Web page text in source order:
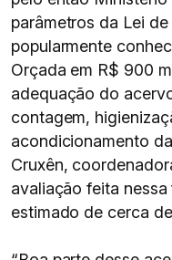
parâmetros da Lei
popularmente
Orçada em R$ 900
adequação do
contagem,
acondicionamento
Cruxên,
avaliação feita
estimado de cerca